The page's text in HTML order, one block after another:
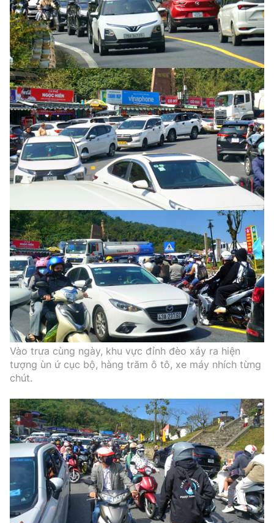
Vào trưa cùng ngày, khu vực đỉnh đèo xảy ra hiện
tượng ùn ứ cục bộ, hàng trăm ô tô, xe máy nhích từng
chút.